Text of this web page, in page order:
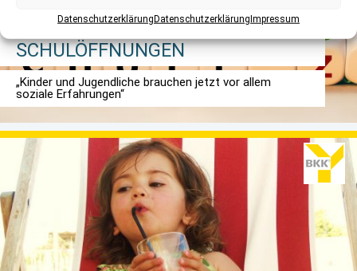
DatenschutzerklärungDatenschutzerklärungImpressum
EIN PLÄDOYER FÜR EINEN
ANDEREN ALLTAG NACH DEN
SCHULÖFFNUNGEN
„Kinder und Jugendliche brauchen jetzt vor allem
soziale Erfahrungen“